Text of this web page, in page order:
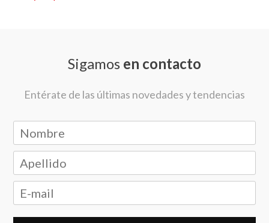
Sigamos en contacto
Entérate de las últimas novedades y tendencias